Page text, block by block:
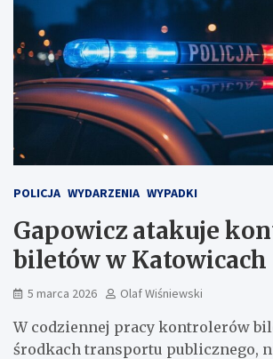
POLICJA WYDARZENIA WYPADKI
Gapowicz atakuje
biletów w Katowicach
5 marca 2026 Olaf Wiśniewski
W codziennej pracy kontrolerów
środkach transportu publicznego,